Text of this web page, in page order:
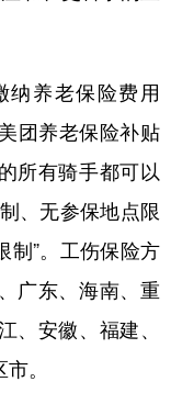
عربى
养老保险费用
团养老保险补贴
所有骑手都可以
、无参保地点限
制”。工伤保险方
广东、海南、重
安徽、福建、
。